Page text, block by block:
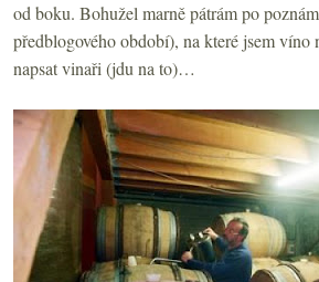
od boku. Bohužel marně pátrám po
předblogového období), na které jsem víno
napsat vinaři (jdu na to)…